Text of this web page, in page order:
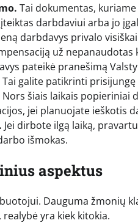
Tai dokumentas,
darbdaviui arba jo
darbdavys privalo
už nepanaudotas
pateikė pranešimą
galite patikrinti
Nors šiais laikais popieriniai
jei planuojate ieškotis
Jei dirbote ilgą laiką,
išmokas.
aspektus
Dauguma žmonių
yra kiek kitokia.